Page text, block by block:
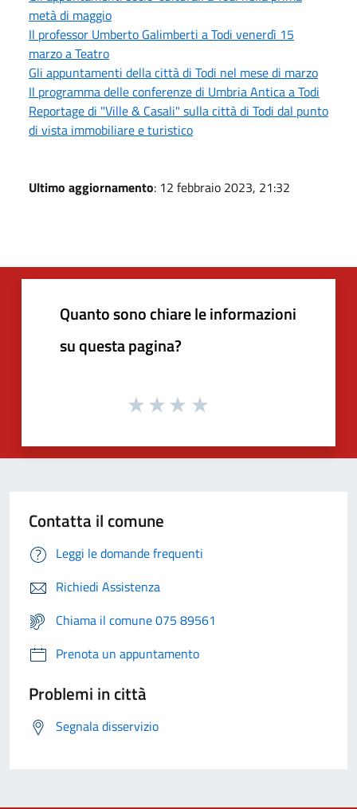
metà di maggio
Il professor Umberto Galimberti a Todi venerdì 15
marzo a Teatro
Gli appuntamenti della città di Todi nel mese di marzo
Il programma delle conferenze di Umbria Antica a Todi
Reportage di "Ville & Casali" sulla città di Todi dal punto
di vista immobiliare e turistico
Ultimo aggiornamento: 12 febbraio 2023, 21:32
Quanto sono chiare le informazioni
su questa pagina?
Contatta il comune
Leggi le domande frequenti
Richiedi Assistenza
Chiama il comune 075 89561
Prenota un appuntamento
Problemi in città
Segnala disservizio